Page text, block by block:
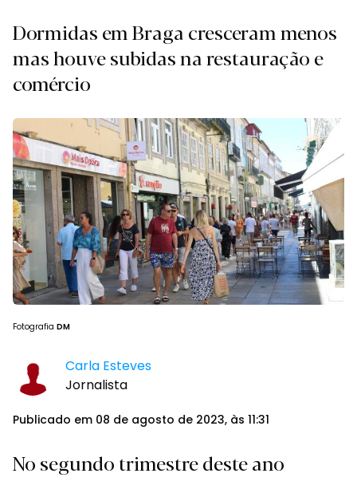
Dormidas em Braga cresceram menos
mas houve subidas na restauração e
comércio
Fotografia DM
Carla Esteves
Jornalista
Publicado em 08 de agosto de 2023, às 11:31
No segundo trimestre deste ano